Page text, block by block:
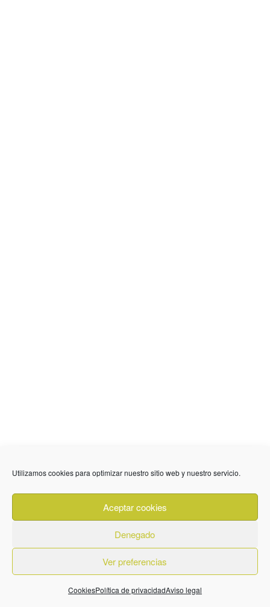
Utilizamos cookies para optimizar nuestro sitio web y nuestro servicio.
Aceptar cookies
Denegado
Ver preferencias
CookiesPolítica de privacidadAviso legal